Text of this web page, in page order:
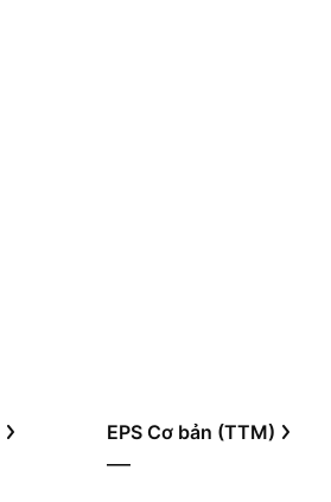
EPS Cơ bản (TTM)
—